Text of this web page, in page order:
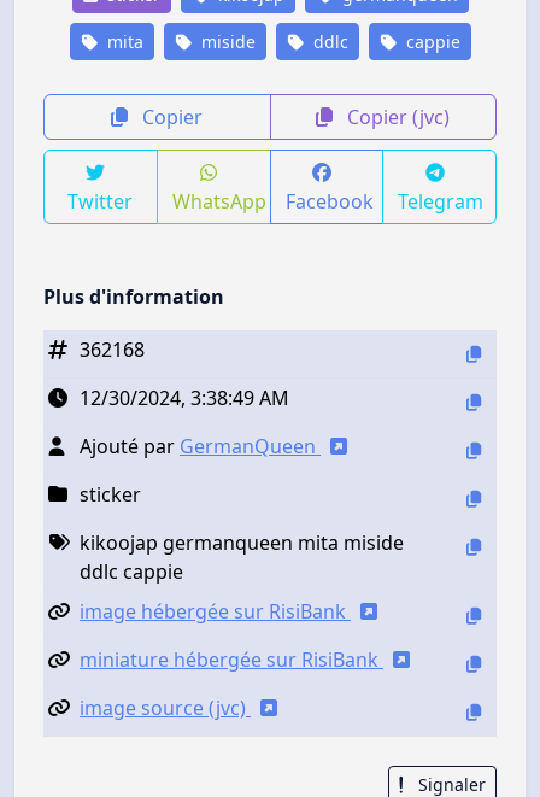
mita miside ddlc cappie
Copier Copier (jvc)
Twitter WhatsApp Facebook Telegram
Plus d'information
362168
12/30/2024, 3:38:49 AM
Ajouté par GermanQueen
sticker
kikoojap germanqueen mita miside
ddlc cappie
image hébergée sur RisiBank
miniature hébergée sur RisiBank
image source (jvc)
Signaler